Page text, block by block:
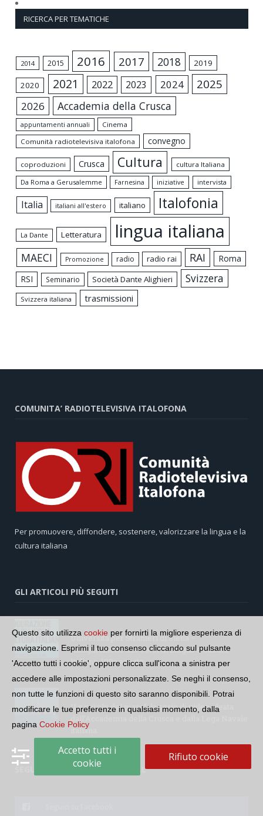
RICERCA PER TEMATICHE
2014 2015 2016 2017 2018 2019
2020 2021 2022 2023 2024 2025
2026 Accademia della Crusca
appuntamenti annuali
Cinema
Comunità radiotelevisiva italofona
convegno
coproduzioni Crusca Cultura
cultura Italiana
Da Roma a Gerusalemme
Farnesina iniziative intervista
Italia italiani all'estero italiano Italofonia
La Dante Letteratura lingua italiana
MAECI Promozione radio radio rai RAI
Roma
RSI
Seminario Società Dante Alighieri Svizzera
Svizzera italiana trasmissioni
COMUNITA’ RADIOTELEVISIVA ITALOFONA
Per promuovere, diffondere, sostenere, valorizzare la lingua e la
cultura italiana
GLI ARTICOLI PIÙ SEGUITI
Università per Stranieri di Siena –
Inaugurazione dei Corsi di Lingua e Cultura
Italiana, 109a annata
“Le parole del mare”: la serie di video ideata
italiana
SEGUI LA COMUNITÀ SUI SOCIAL
Questo sito utilizza cookie per fornirti la migliore esperienza di
navigazione. Esprimi il tuo consenso cliccando sul pulsante
'Accetto tutti i cookie', oppure clicca sull'icona a sinistra per
accedere alle impostazioni personalizzate. Se neghi il consenso,
non tutte le funzioni di questo sito saranno disponibili. Potrai
modificare le tue preferenze in qualsiasi momento, dalla
pagina Cookie Policy
Accetto tutti i
cookie
Rifiuto cookie